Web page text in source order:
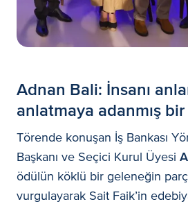
Adnan Bali: İnsanı
anlatmaya adanmış
Törende konuşan İş Bankası
Başkanı ve Seçici Kurul Üyesi
ödülün köklü bir geleneğin
vurgulayarak Sait Faik’in